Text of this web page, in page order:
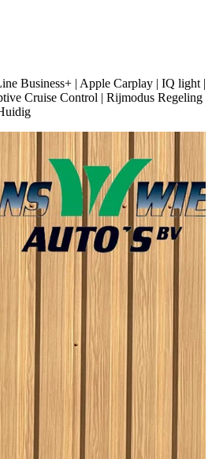
Business+ | Apple Carplay | IQ light |
Cruise Control | Rijmodus Regeling